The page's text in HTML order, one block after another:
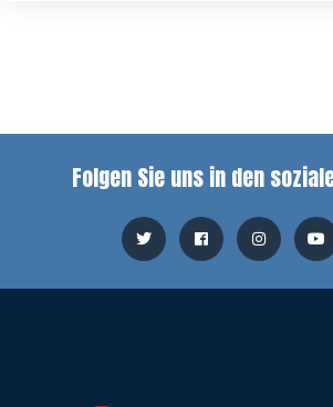
Folgen Sie uns in den